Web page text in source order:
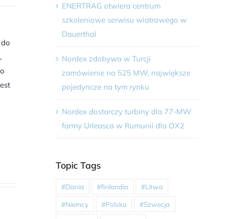
ENERTRAG otwiera centrum
szkoleniowe serwisu wiatrowego w
Dauerthal
Nordex zdobywa w Turcji
zamówienie na 525 MW, największe
pojedyncze na tym rynku
Nordex dostarczy turbiny dla 77-MW
farmy Urleasca w Rumunii dla OX2
Topic Tags
#Dania #finlandia #Litwa
#Niemcy #Polska #Szwecja